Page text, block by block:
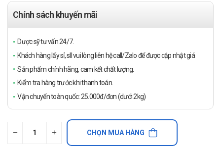
Chính sách khuyến mãi
Dược sỹ tư vấn 24/7.
Khách hàng lấy sỉ, sll vui lòng liên hệ call/Zalo để được cập nhật giá
Sản phẩm chính hãng, cam kết chất lượng.
Kiểm tra hàng trước khi thanh toán.
Vận chuyển toàn quốc: 25.000đ/đơn (dưới 2kg)
CHỌN MUA HÀNG